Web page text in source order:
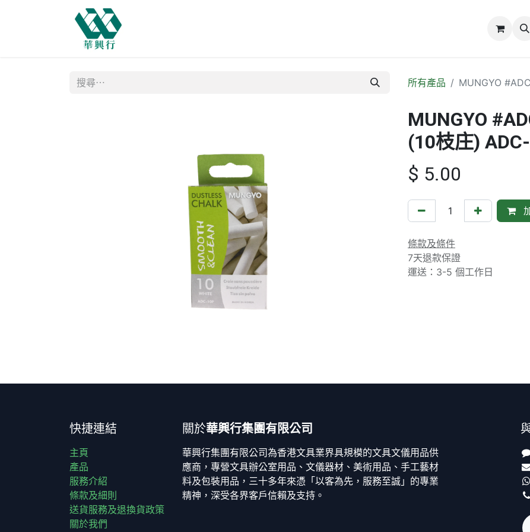
所有產品 MUNGYO
MUNGYO
(10枝庄)
$ 5.00
條款及條件
7天退款保證
運送：3-5 個工作日
快捷連結
主頁
產品
服務介紹
條款及細則
送貨服務及退換貨政策
關於我們
關於華興行集團有限公司
華興行集團有限公司為香港文具業界具規模的文具文儀用品供
應商，專營文具辦公室用品、文儀器材、美術用品、手工藝材
料及包裝用品，三十多年來憑「以客為先，服務至誠」的專業
精神，深受各界客戶信賴及支持。